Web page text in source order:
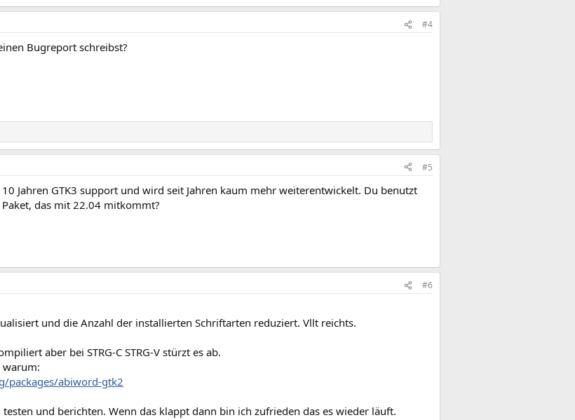
#4
Bugreport schreibst?
#5
Jahren GTK3 support und wird seit Jahren kaum mehr weiterentwickelt. Du benutzt
das mit 22.04 mitkommt?
#6
und die Anzahl der installierten Schriftarten reduziert. Vllt reichts.
aber bei STRG-C STRG-V stürzt es ab.
warum:
packages/abiword-gtk2
und berichten. Wenn das klappt dann bin ich zufrieden das es wieder läuft.